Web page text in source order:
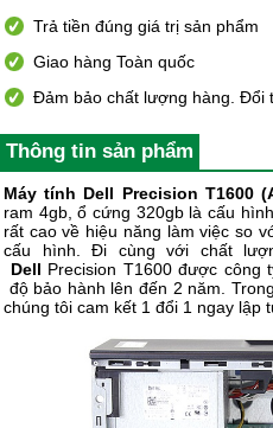
Trả tiền đúng giá trị sản phẩm
Giao hàng Toàn quốc
Đảm bảo chất lượng hàng. Đổi
Thông tin sản phẩm
Máy tính Dell Precision T1600
ram 4gb, ổ cứng 320gb là cấu
rất cao về hiệu năng làm việc so
cấu hình. Đi cùng với chất
Dell Precision T1600 được
độ bảo hành lên đến 2 năm.
chúng tôi cam kết 1 đổi 1 ngay lập